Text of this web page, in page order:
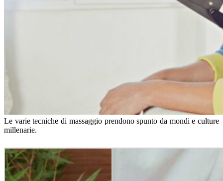
Le varie tecniche di massaggio prendono spunto da mondi e culture
millenarie.